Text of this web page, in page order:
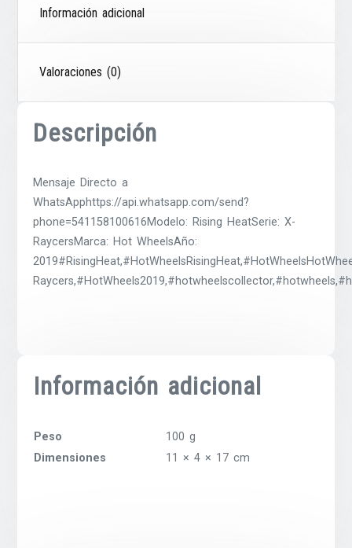
Información adicional
Valoraciones (0)
Descripción
Mensaje Directo a
WhatsApphttps://api.whatsapp.com/send?
phone=541158100616Modelo: Rising HeatSerie: X-
RaycersMarca: Hot WheelsAño:
Información adicional
Peso
100 g
Dimensiones
11 × 4 × 17 cm